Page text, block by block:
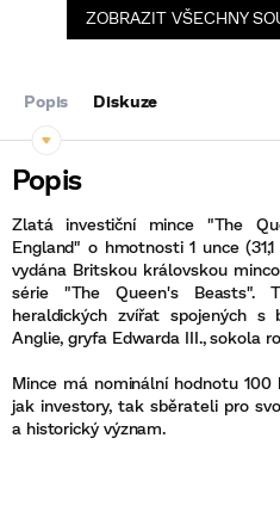
ZOBRAZIT VŠECHNY
Popis Diskuze
Zlatá investiční mince "The
England" o hmotnosti 1 unce
vydána Britskou královskou
série "The Queen's Beasts".
heraldických zvířat spojených s
Anglie, gryfa Edwarda III., sokola
Mince má nominální hodnotu
jak investory, tak sběrateli pro
a historický význam.